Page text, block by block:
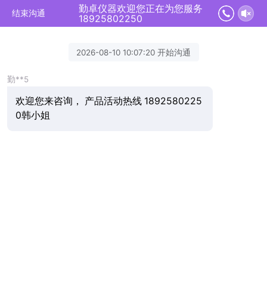
结束沟通
勤卓仪器欢迎您正在为您服务
18925802250
2026-08-10 10:07:20 开始沟通
勤**5
欢迎您来咨询， 产品活动热线 1892580225
0韩小姐